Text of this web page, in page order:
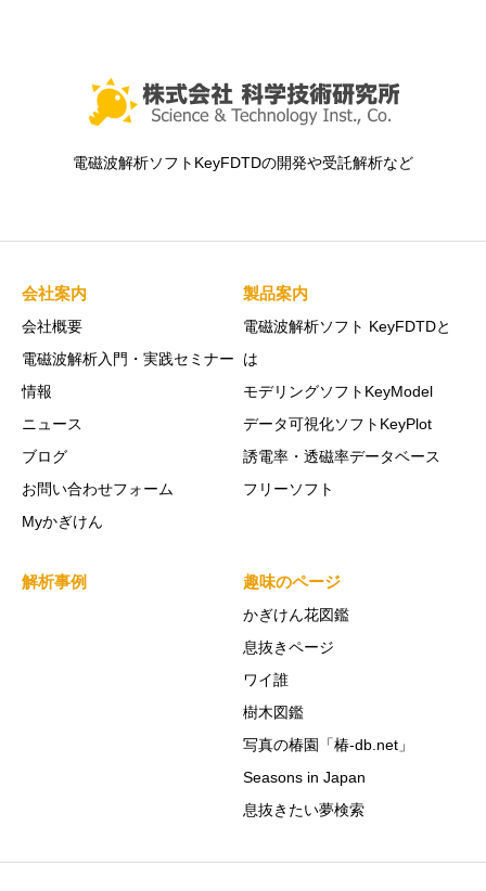
電磁波解析ソフトKeyFDTDの開発や受託解析など
会社案内
会社概要
電磁波解析入門・実践セミナー
情報
ニュース
ブログ
お問い合わせフォーム
Myかぎけん
製品案内
電磁波解析ソフト KeyFDTDと
は
モデリングソフトKeyModel
データ可視化ソフトKeyPlot
誘電率・透磁率データベース
フリーソフト
解析事例 趣味のページ
かぎけん花図鑑
息抜きページ
ワイ誰
樹木図鑑
写真の椿園「椿-db.net」
Seasons in Japan
息抜きたい夢検索